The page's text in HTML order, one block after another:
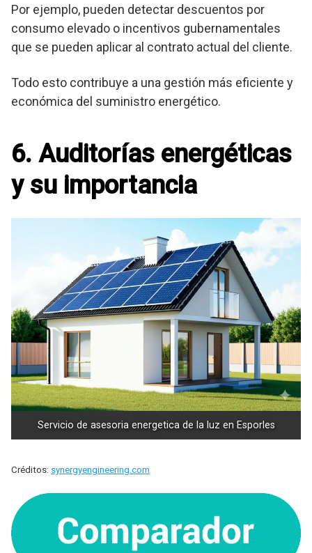
Por ejemplo, pueden detectar descuentos por
consumo elevado o incentivos gubernamentales
que se pueden aplicar al contrato actual del cliente.
Todo esto contribuye a una gestión más eficiente y
económica del suministro energético.
6. Auditorías energéticas
y su importancia
Servicio de asesoria energetica de la luz en Esporles
Créditos: synergyengineering.com